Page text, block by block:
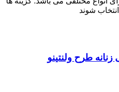
شوند